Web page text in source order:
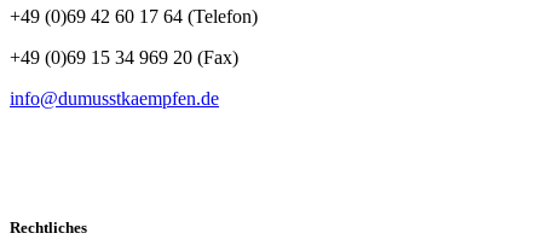
+49 (0)69 42 60 17 64 (Telefon)
+49 (0)69 15 34 969 20 (Fax)
info@dumusstkaempfen.de
Rechtliches